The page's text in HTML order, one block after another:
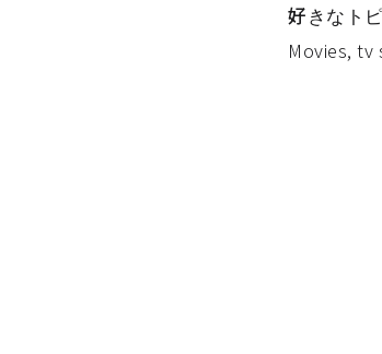
好きなト
Movies, tv